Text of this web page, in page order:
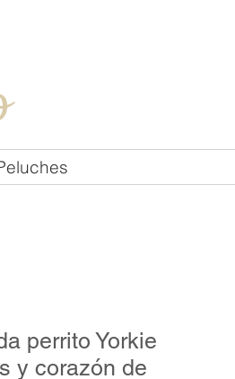
perrito Yorkie
y corazón de